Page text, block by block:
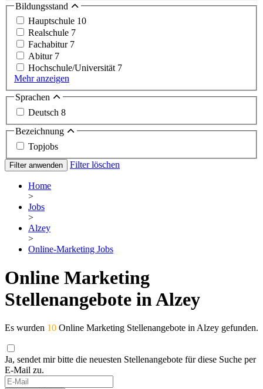
Bildungsstand
Hauptschule 10
Realschule 7
Fachabitur 7
Abitur 7
Hochschule/Universität 7
Mehr anzeigen
Sprachen
Deutsch 8
Bezeichnung
Topjobs
Filter anwenden Filter löschen
Home
>
Jobs
>
Alzey
>
Online-Marketing Jobs
Online Marketing
Stellenangebote in Alzey
Es wurden 10 Online Marketing Stellenangebote in Alzey gefunden.
Ja, sendet mir bitte die neuesten Stellenangebote für diese Suche per
E-Mail zu.